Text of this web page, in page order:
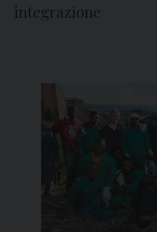
integrazione